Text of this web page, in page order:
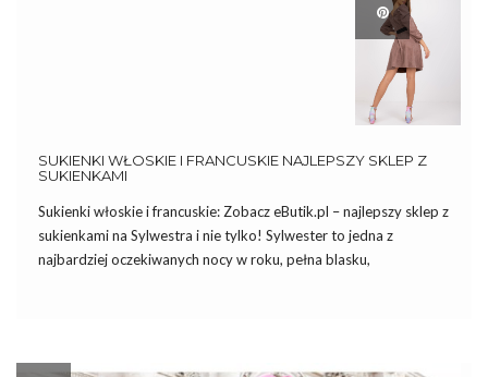
SUKIENKI WŁOSKIE I FRANCUSKIE NAJLEPSZY SKLEP Z
SUKIENKAMI
Sukienki włoskie i francuskie: Zobacz eButik.pl – najlepszy sklep z
sukienkami na Sylwestra i nie tylko! Sylwester to jedna z
najbardziej oczekiwanych nocy w roku, pełna blasku,